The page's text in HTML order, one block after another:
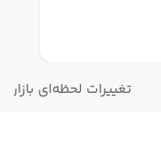
تغییرات لحظه‌ای بازار